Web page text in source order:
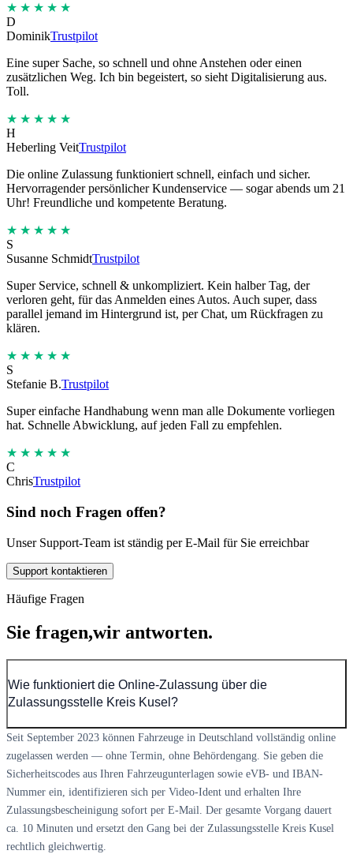
★★★★★
D
DominikTrustpilot
Eine super Sache, so schnell und ohne Anstehen oder einen
zusätzlichen Weg. Ich bin begeistert, so sieht Digitalisierung aus.
Toll.
★★★★★
H
Heberling VeitTrustpilot
Die online Zulassung funktioniert schnell, einfach und sicher.
Hervorragender persönlicher Kundenservice — sogar abends um 21
Uhr! Freundliche und kompetente Beratung.
★★★★★
S
Susanne SchmidtTrustpilot
Super Service, schnell & unkompliziert. Kein halber Tag, der
verloren geht, für das Anmelden eines Autos. Auch super, dass
parallel jemand im Hintergrund ist, per Chat, um Rückfragen zu
klären.
★★★★★
S
Stefanie B.Trustpilot
Super einfache Handhabung wenn man alle Dokumente vorliegen
hat. Schnelle Abwicklung, auf jeden Fall zu empfehlen.
★★★★★
C
ChrisTrustpilot
Sind noch Fragen offen?
Unser Support-Team ist ständig per E-Mail für Sie erreichbar
Support kontaktieren
Häufige Fragen
Sie fragen,wir antworten.
Wie funktioniert die Online-Zulassung über die
Zulassungsstelle Kreis Kusel?
Seit September 2023 können Fahrzeuge in Deutschland vollständig online
zugelassen werden — ohne Termin, ohne Behördengang. Sie geben die
Sicherheitscodes aus Ihren Fahrzeugunterlagen sowie eVB- und IBAN-
Nummer ein, identifizieren sich per Video-Ident und erhalten Ihre
Zulassungsbescheinigung sofort per E-Mail. Der gesamte Vorgang dauert
ca. 10 Minuten und ersetzt den Gang bei der Zulassungsstelle Kreis Kusel
rechtlich gleichwertig.